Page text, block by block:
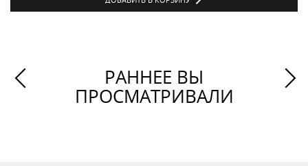
РАННЕЕ ВЫ
ПРОСМАТРИВАЛИ